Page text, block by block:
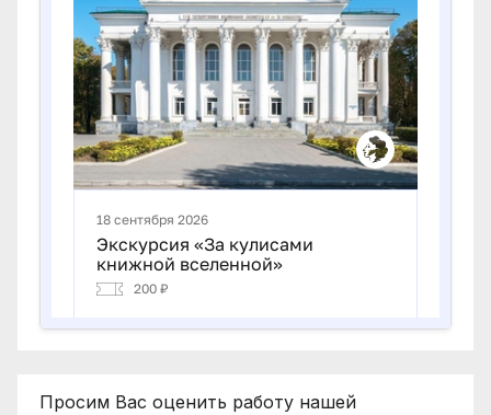
Просим Вас оценить работу нашей